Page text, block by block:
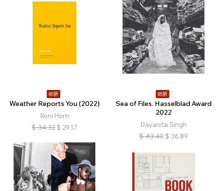
85折
Weather Reports You (2022)
Roni Horn
$ 34.32 $ 29.17
85折
Sea of Files. Hasselblad Award
2022
Dayanita Singh
$ 43.40 $ 36.89